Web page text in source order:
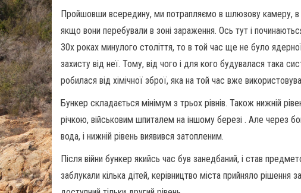
Пройшовши всередину, ми потрапляємо в шлюзову камеру, в
якщо вони перебували в зоні зараження. Ось тут і
30х роках минулого століття, то в той час ще не було
захисту від неї. Тому, від чого і для кого будувалася така
робилася від хімічної зброї, яка на той час вже
Бункер складається мінімум з трьох рівнів. Також нижній
річкою, військовим шпиталем на іншому березі . Але через
вода, і нижній рівень виявився затопленим.
Після війни бункер якийсь час був занедбаний, і став
заблукали кілька дітей, керівництво міста прийняло рішення